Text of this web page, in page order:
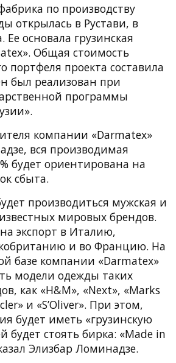
по производству
открылась в Рустави, в
Ее основала грузинская
Общая стоимость
портфеля проекта составила
был реализован при
программы
компании «Darmatex»
вся производимая
будет ориентирована на
сбыта.
производиться мужская и
мировых брендов.
экспорт в Италию,
и во Францию. На
базе компании «Darmatex»
модели одежды таких
как «H&M», «Next», «Marks
и «S’Oliver». При этом,
будет иметь «грузинскую
будет стоять бирка: «Made in
Элизбар Ломинадзе.